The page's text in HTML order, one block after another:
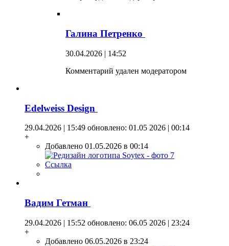
Галина Петренко
30.04.2026 | 14:52
Комментарий удален модератором
Edelweiss Design
29.04.2026 | 15:49 обновлено: 01.05 2026 | 00:14
+
Добавлено 01.05.2026 в 00:14
Ссылка
Вадим Гетман
29.04.2026 | 15:52 обновлено: 06.05 2026 | 23:24
+
Добавлено 06.05.2026 в 23:24